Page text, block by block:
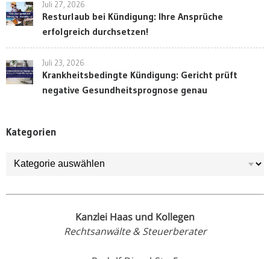
Juli 27, 2026
Resturlaub bei Kündigung: Ihre Ansprüche
erfolgreich durchsetzen!
Juli 23, 2026
Krankheitsbedingte Kündigung: Gericht prüft
negative Gesundheitsprognose genau
Kategorien
Kategorien
Kanzlei Haas und Kollegen
Rechtsanwälte & Steuerberater